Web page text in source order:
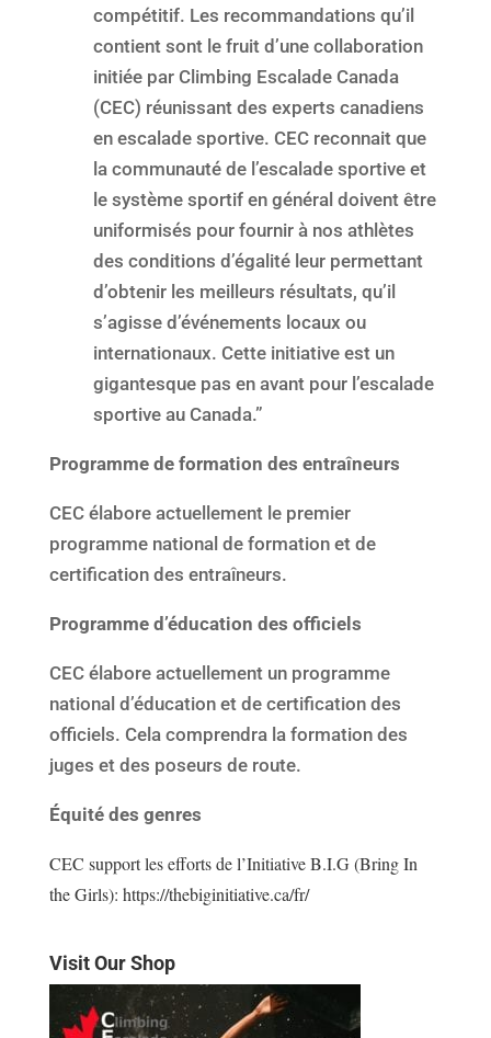
compétitif. Les recommandations qu’il
contient sont le fruit d’une collaboration
initiée par Climbing Escalade Canada
(CEC) réunissant des experts canadiens
en escalade sportive. CEC reconnait que
la communauté de l’escalade sportive et
le système sportif en général doivent être
uniformisés pour fournir à nos athlètes
des conditions d’égalité leur permettant
d’obtenir les meilleurs résultats, qu’il
s’agisse d’événements locaux ou
internationaux. Cette initiative est un
gigantesque pas en avant pour l’escalade
sportive au Canada.”
Programme de formation des entraîneurs
CEC élabore actuellement le premier
programme national de formation et de
certification des entraîneurs.
Programme d’éducation des officiels
CEC élabore actuellement un programme
national d’éducation et de certification des
officiels. Cela comprendra la formation des
juges et des poseurs de route.
Équité des genres
CEC support les efforts de l’Initiative B.I.G (Bring In
the Girls): https://thebiginitiative.ca/fr/
Visit Our Shop